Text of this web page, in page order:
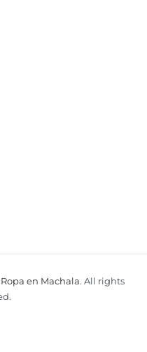
en Machala. All rights